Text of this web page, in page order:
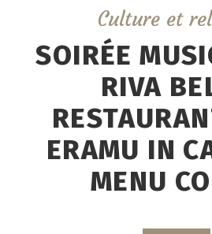
Culture et
SOIRÉE
RIVA
ERAMU IN
MENU